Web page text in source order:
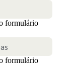
formulário
formulário